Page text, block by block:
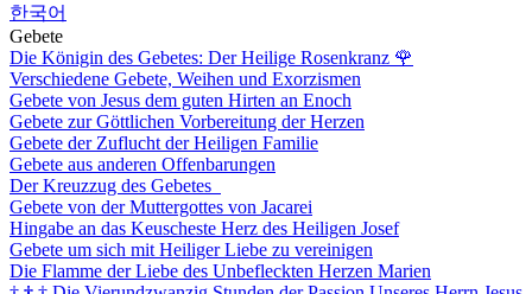
한국어
Gebete
Die Königin des Gebetes: Der Heilige Rosenkranz 🌹
Verschiedene Gebete, Weihen und Exorzismen
Gebete von Jesus dem guten Hirten an Enoch
Gebete zur Göttlichen Vorbereitung der Herzen
Gebete der Zuflucht der Heiligen Familie
Gebete aus anderen Offenbarungen
Der Kreuzzug des Gebetes
Gebete von der Muttergottes von Jacarei
Hingabe an das Keuscheste Herz des Heiligen Josef
Gebete um sich mit Heiliger Liebe zu vereinigen
Die Flamme der Liebe des Unbefleckten Herzen Marien